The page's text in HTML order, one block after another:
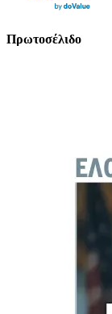
Πρωτοσέλιδο